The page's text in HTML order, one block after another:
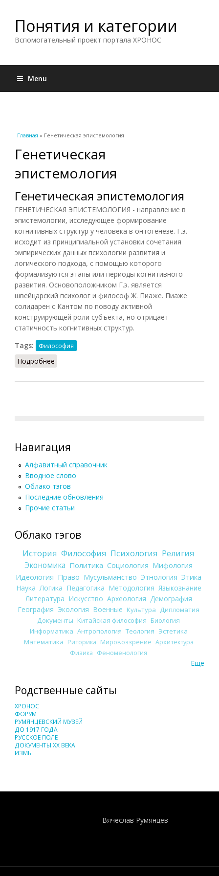
Понятия и категории
Вспомогательный проект портала ХРОНОС
Menu
Вы здесь
Главная » Генетическая эпистемология
Генетическая
эпистемология
Генетическая эпистемология
ГЕНЕТИЧЕСКАЯ ЭПИСТЕМОЛОГИЯ - направление в
эпистемологии, исследующее формирование
когнитивных структур у человека в онтогенезе. Г.э.
исходит из принципиальной установки сочетания
эмпирических данных психологии развития и
логического подхода, с помощью которого
формализуются этапы или периоды когнитивного
развития. Основоположником Г.э. является
швейцарский психолог и философ Ж. Пиаже. Пиаже
солидарен с Кантом по поводу активной
конструирующей роли субъекта, но отрицает
статичность когнитивных структур.
Tags:
Философия
Подробнее
Навигация
Алфавитный справочник
Вводное слово
Облако тэгов
Последние обновления
Прочие статьи
Облако тэгов
История Философия Психология Религия
Экономика Политика Социология Мифология
Идеология Право Мусульманство Этнология Этика
Наука Логика Педагогика Методология Языкознание
Литература Искусство Археология Демография
География Экология Военные Культура
Дипломатия
Документы Китайская философия Биология
Информатика Антропология Теология Эстетика
Математика Риторика Мировоззрение Архитектура
Физика Феноменология
Еще
Родственные сайты
ХРОНОС
ФОРУМ
РУМЯНЦЕВСКИЙ МУЗЕЙ
ДО 1917 ГОДА
РУССКОЕ ПОЛЕ
ДОКУМЕНТЫ XX ВЕКА
ИЗМЫ
Вячеслав Румянцев